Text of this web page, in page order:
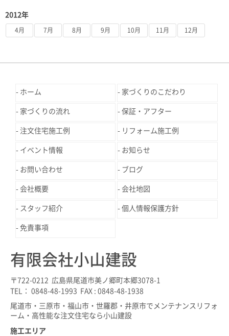
2012年
4月 7月 8月 9月 10月 11月 12月
ホーム 家づくりのこだわり
家づくりの流れ 保証・アフター
注文住宅施工例 リフォーム施工例
イベント情報 お知らせ
お問い合わせ ブログ
会社概要 会社地図
スタッフ紹介 個人情報保護方針
免責事項
有限会社小山建設
〒722-0212 広島県尾道市美ノ郷町本郷3078-1
TEL： 0848-48-1993 FAX : 0848-48-1938
尾道市・三原市・福山市・世羅郡・井原市でメンテナンスリフォ
ーム・高性能な注文住宅なら小山建設
施工エリア